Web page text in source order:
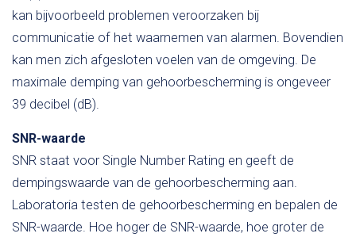
kan bijvoorbeeld problemen veroorzaken bij
communicatie of het waarnemen van alarmen. Bovendien
kan men zich afgesloten voelen van de omgeving. De
maximale demping van gehoorbescherming is ongeveer
39 decibel (dB).
SNR-waarde
SNR staat voor Single Number Rating en geeft de
dempingswaarde van de gehoorbescherming aan.
Laboratoria testen de gehoorbescherming en bepalen de
SNR-waarde. Hoe hoger de SNR-waarde, hoe groter de